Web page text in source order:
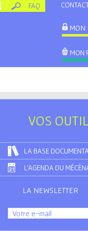
FAQ
MON
MON
VOS
LA BASE
L'AGENDA DU
LA NEWSLETTER